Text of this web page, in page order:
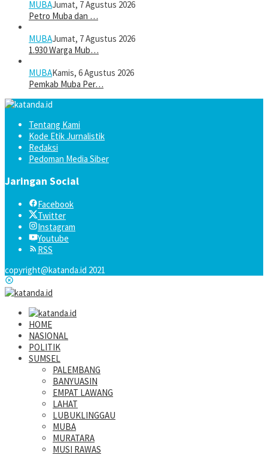
MUBAJumat, 7 Agustus 2026
Petro Muba dan …
MUBAJumat, 7 Agustus 2026
1.930 Warga Mub…
MUBAKamis, 6 Agustus 2026
Pemkab Muba Per…
Tentang Kami
Kode Etik Jurnalistik
Redaksi
Pedoman Media Siber
Jaringan Social
Facebook
Twitter
Instagram
Youtube
RSS
copyright@katanda.id 2021
HOME
NASIONAL
POLITIK
SUMSEL
PALEMBANG
BANYUASIN
EMPAT LAWANG
LAHAT
LUBUKLINGGAU
MUBA
MURATARA
MUSI RAWAS